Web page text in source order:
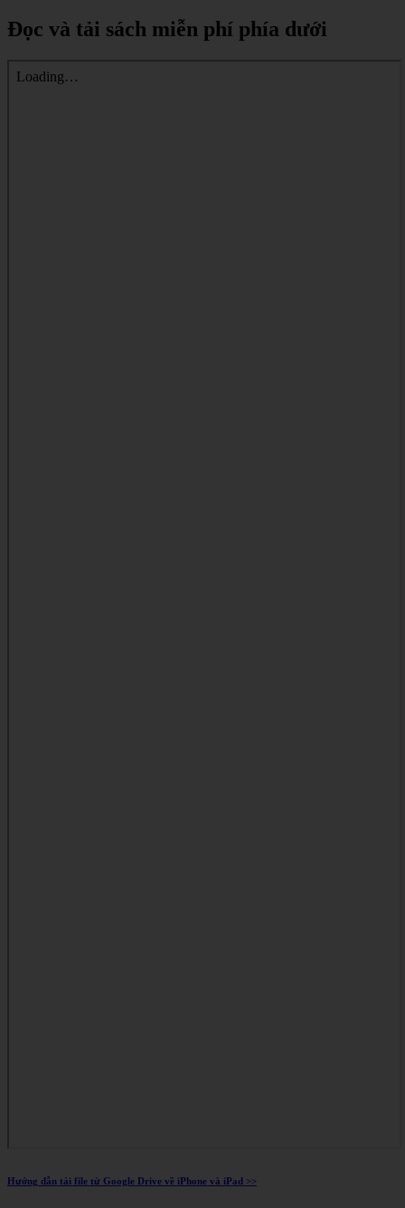
Đọc và tải sách miễn phí phía dưới
Hướng dẫn tải file từ Google Drive về iPhone và iPad >>